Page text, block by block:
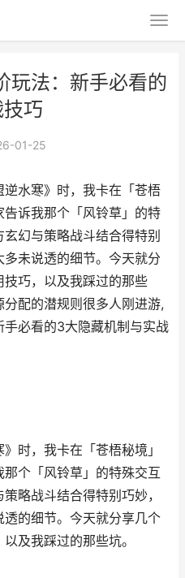
玩法：新手必看的
巧
01-25
水寒》时，我卡在「苍梧
诉我那个「风铃草」的特
幻与策略战斗结合得特别
未说透的细节。今天就分
巧，以及我踩过的那些
配的潜规则很多人刚进游,
必看的3大隐藏机制与实战
时，我卡在「苍梧秘境」
个「风铃草」的特殊交互
略战斗结合得特别巧妙，
的细节。今天就分享几个
及我踩过的那些坑。